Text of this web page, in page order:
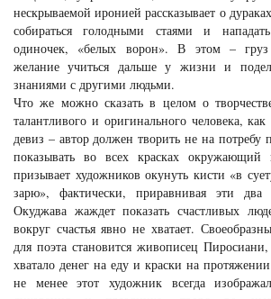
нескрываемой иронией рассказывает о
собираться голодными стаями и
одиночек, «белых ворон». В этом –
желание учиться дальше у жизни и
знаниями с другими людьми.
Что же можно сказать в целом о
талантливого и оригинального человека,
девиз – автор должен творить не на потребу
показывать во всех красках
призывает художников окунуть кисти «в
зарю», фактически, приравнивая эти
Окуджава жаждет показать счастливых
вокруг счастья явно не хватает.
для поэта становится живописец
хватало денег на еду и краски на
не менее этот художник всегда